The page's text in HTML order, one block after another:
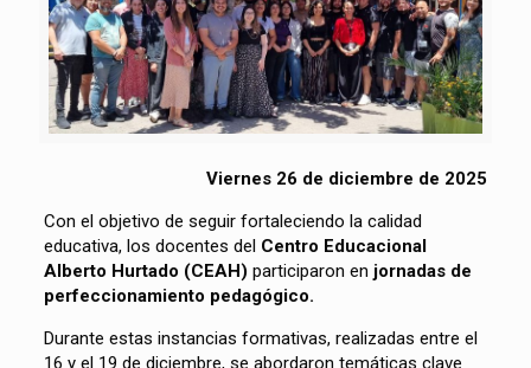
Viernes 26 de diciembre de 2025
Con el objetivo de seguir fortaleciendo la calidad
educativa, los docentes del Centro Educacional
Alberto Hurtado (CEAH) participaron en jornadas de
perfeccionamiento pedagógico.
Durante estas instancias formativas, realizadas entre el
16 y el 19 de diciembre, se abordaron temáticas clave